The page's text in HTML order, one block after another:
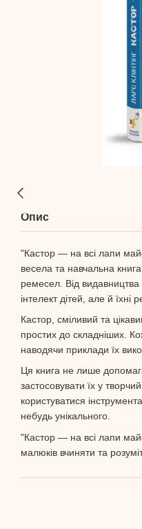
Опис
"Кастор — на всі лапи
весела та навчальна
ремесел. Від
інтелект дітей, але й їхні
Кастор, сміливий та
простих до складніших.
наводячи приклади їх
Ця книга не лише
застосовувати їх у
користуватися
небудь унікального.
"Кастор — на всі лапи
малюків вчиняти та